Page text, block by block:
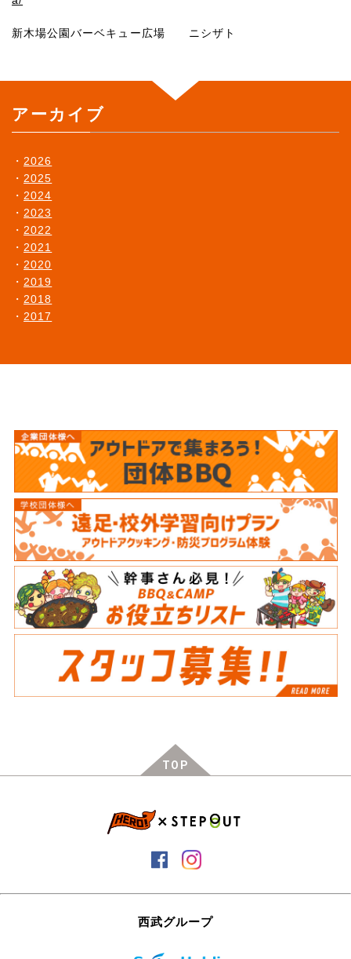
新木場公園バーベキュー広場 ニシザト
アーカイブ
2026
2025
2024
2023
2022
2021
2020
2019
2018
2017
TOP
西武グループ